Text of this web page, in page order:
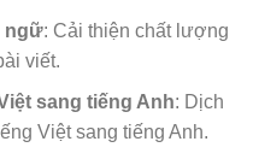
ngữ: Cải thiện chất lượng
viết.
sang tiếng Anh: Dịch
Việt sang tiếng Anh.